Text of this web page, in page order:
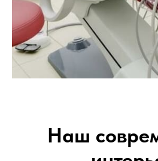
Наш